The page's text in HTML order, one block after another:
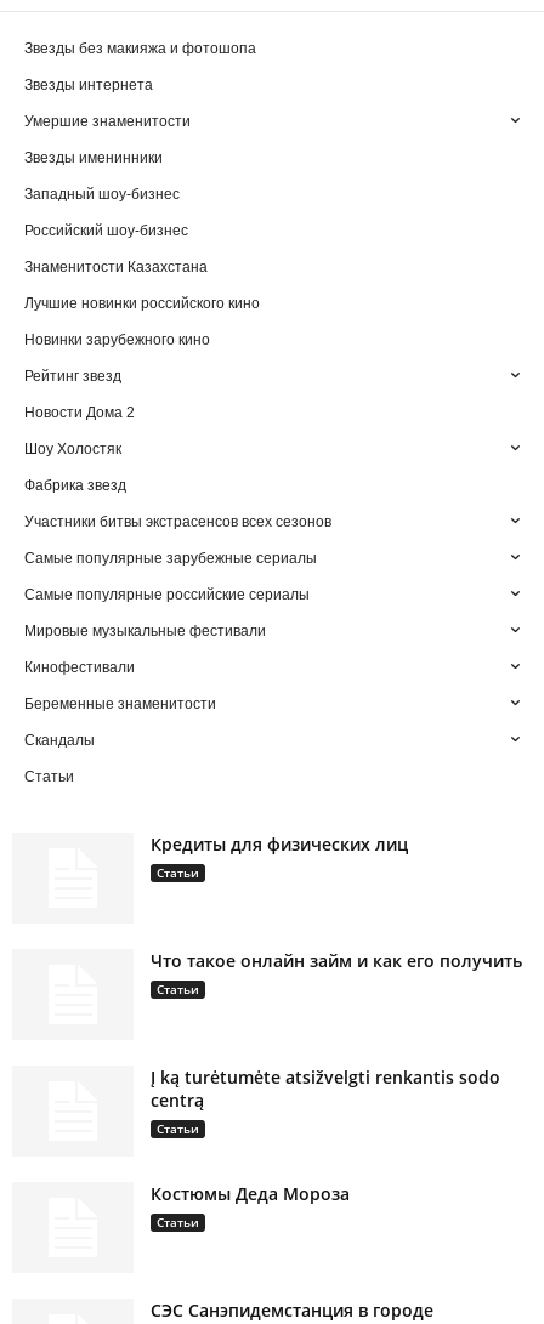
Звезды без макияжа и фотошопа
Звезды интернета
Умершие знаменитости
Звезды именинники
Западный шоу-бизнес
Российский шоу-бизнес
Знаменитости Казахстана
Лучшие новинки российского кино
Новинки зарубежного кино
Рейтинг звезд
Новости Дома 2
Шоу Холостяк
Фабрика звезд
Участники битвы экстрасенсов всех сезонов
Самые популярные зарубежные сериалы
Самые популярные российские сериалы
Мировые музыкальные фестивали
Кинофестивали
Беременные знаменитости
Скандалы
Статьи
Кредиты для физических лиц
Статьи
Что такое онлайн займ и как его получить
Статьи
Į ką turėtumėte atsižvelgti renkantis sodo
centrą
Статьи
Костюмы Деда Мороза
Статьи
СЭС Санэпидемстанция в городе